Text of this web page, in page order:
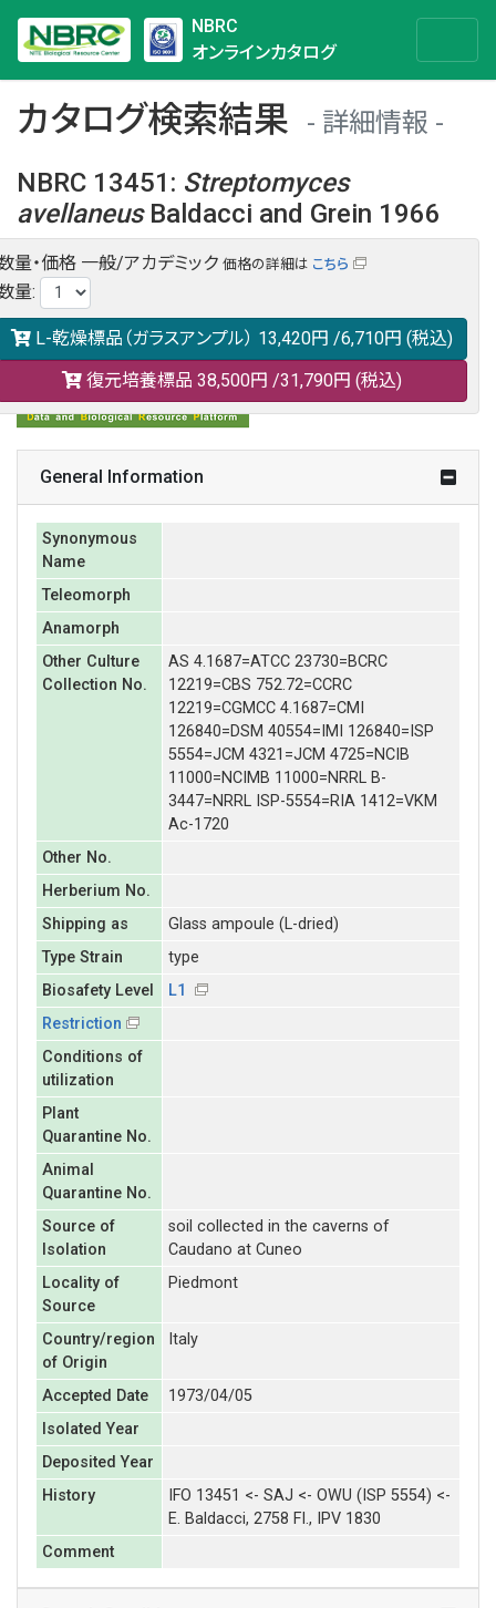
NBRC
オンラインカタログ
カタログ検索結果
詳細情報
NBRC 13451 : Streptomyces
avellaneusBaldacci and Grein 1966
NBRC 13451の情報や関連データは以下のバナー(DBRP)か
らご覧ください。
日本語での検索も可能です。
量・価格 一般/アカデミック 価格の詳細は こちら
量:
L-乾燥標品（ガラスアンプル） 13,420円 /6,710円 (税込)
復元培養標品 38,500円 /31,790円 (税込)
General Information
Synonymous
Name
Teleomorph
Anamorph
Other Culture
Collection No.
AS 4.1687=ATCC 23730=BCRC
12219=CBS 752.72=CCRC
12219=CGMCC 4.1687=CMI
126840=DSM 40554=IMI 126840=ISP
5554=JCM 4321=JCM 4725=NCIB
11000=NCIMB 11000=NRRL B-
3447=NRRL ISP-5554=RIA 1412=VKM
Ac-1720
Other No.
Herberium No.
Shipping as
Glass ampoule (L-dried)
Type Strain
type
Biosafety Level
L1
Restriction
Conditions of
utilization
Plant
Quarantine No.
Animal
Quarantine No.
Source of
Isolation
soil collected in the caverns of
Caudano at Cuneo
Locality of
Source
Piedmont
Country/region
of Origin
Italy
Accepted Date
1973/04/05
Isolated Year
Deposited Year
History
IFO 13451 <- SAJ <- OWU (ISP 5554) <-
E. Baldacci, 2758 FI., IPV 1830
Comment